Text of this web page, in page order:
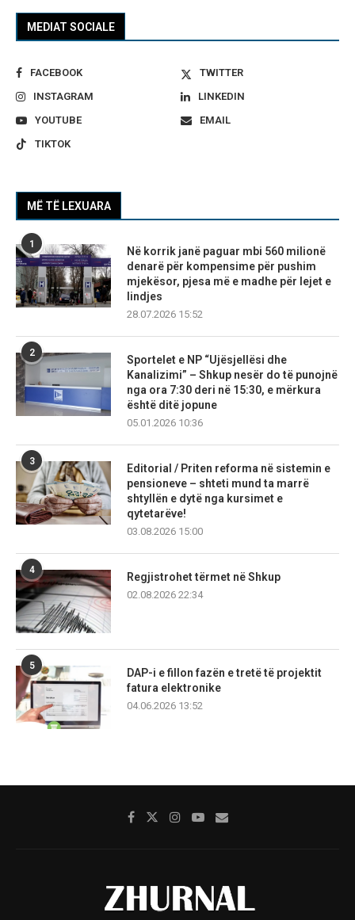
MEDIAT SOCIALE
FACEBOOK
TWITTER
INSTAGRAM
LINKEDIN
YOUTUBE
EMAIL
TIKTOK
MË TË LEXUARA
1
Në korrik janë paguar mbi 560 milionë
denarë për kompensime për pushim
mjekësor, pjesa më e madhe për lejet e
lindjes
28.07.2026 15:52
2
Sportelet e NP “Ujësjellësi dhe
Kanalizimi” – Shkup nesër do të punojnë
nga ora 7:30 deri në 15:30, e mërkura
është ditë jopune
05.01.2026 10:36
3
Editorial / Priten reforma në sistemin e
pensioneve – shteti mund ta marrë
shtyllën e dytë nga kursimet e
qytetarëve!
03.08.2026 15:00
4
Regjistrohet tërmet në Shkup
02.08.2026 22:34
5
DAP-i e fillon fazën e tretë të projektit
fatura elektronike
04.06.2026 13:52